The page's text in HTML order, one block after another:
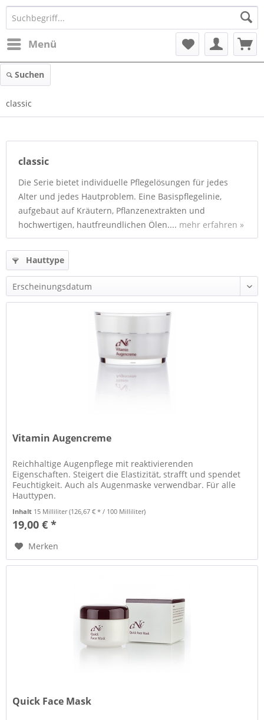
Menü
Suchen
classic
classic
Die Serie bietet individuelle Pflegelösungen für jedes
Alter und jedes Hautproblem. Eine Basispflegelinie,
aufgebaut auf Kräutern, Pflanzenextrakten und
hochwertigen, hautfreundlichen Ölen.... mehr erfahren »
Hauttype
und mehr
Vitamin Augencreme
Reichhaltige Augenpflege mit reaktivierenden
Eigenschaften. Steigert die Elastizität, strafft und spendet
Feuchtigkeit. Auch als Augenmaske verwendbar. Für alle
Hauttypen.
Inhalt 15 Milliliter(126,67 € * / 100 Milliliter)
19,00 € *
Merken
Quick Face Mask